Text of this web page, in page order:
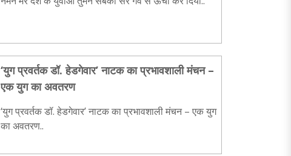
‘युग प्रवर्तक डॉ. हेडगेवार’ नाटक का प्रभावशाली मंचन –
एक युग का अवतरण
‘युग प्रवर्तक डॉ. हेडगेवार’ नाटक का प्रभावशाली मंचन – एक युग
का अवतरण..